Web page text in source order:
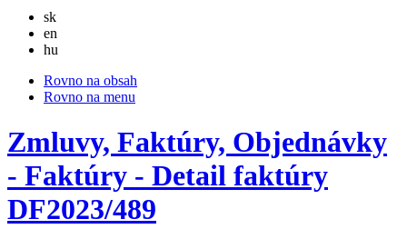
skSlovensky
en
hu
Rovno na obsah
Rovno na menu
Zmluvy, Faktúry, Objednávky
- Faktúry - Detail faktúry
DF2023/489